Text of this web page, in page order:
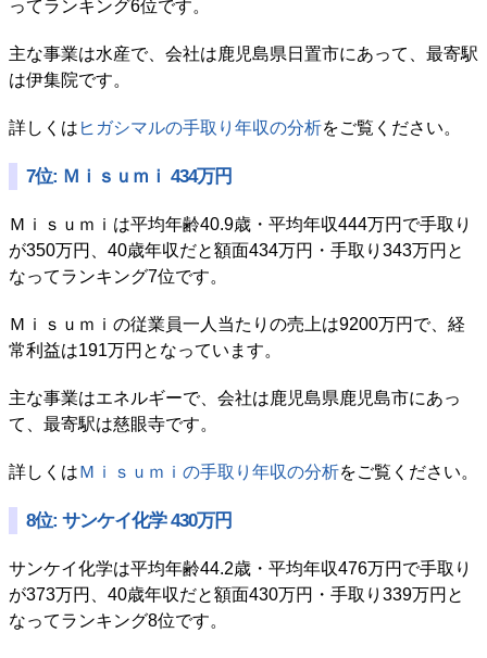
ってランキング6位です。
主な事業は水産で、会社は鹿児島県日置市にあって、最寄駅
は伊集院です。
詳しくは ヒガシマルの手取り年収の分析をご覧ください。
7位: Ｍｉｓｕｍｉ 434万円
Ｍｉｓｕｍｉは平均年齢40.9歳・平均年収444万円で手取り
が350万円、40歳年収だと額面434万円・手取り343万円と
なってランキング7位です。
Ｍｉｓｕｍｉの従業員一人当たりの売上は9200万円で、経
常利益は191万円となっています。
主な事業はエネルギーで、会社は鹿児島県鹿児島市にあっ
て、最寄駅は慈眼寺です。
詳しくはＭｉｓｕｍｉの手取り年収の分析をご覧ください。
8位: サンケイ化学 430万円
サンケイ化学は平均年齢44.2歳・平均年収476万円で手取り
が373万円、40歳年収だと額面430万円・手取り339万円と
なってランキング8位です。